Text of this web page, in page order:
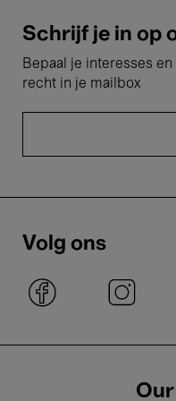
Schrijf je in op
Bepaal je interesses
recht in je mailbox
Volg ons